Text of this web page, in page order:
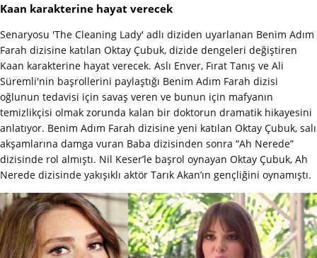
Kaan karakterine hayat verecek
Senaryosu 'The Cleaning Lady' adlı diziden uyarlanan Benim Adım
Farah dizisine katılan Oktay Çubuk, dizide dengeleri değiştiren
Kaan karakterine hayat verecek. Aslı Enver, Fırat Tanış ve Ali
Süremli'nin başrollerini paylaştığı Benim Adım Farah dizisi
oğlunun tedavisi için savaş veren ve bunun için mafyanın
temizlikçisi olmak zorunda kalan bir doktorun dramatik hikayesini
anlatıyor. Benim Adım Farah dizisine yeni katılan Oktay Çubuk, salı
akşamlarına damga vuran Baba dizisinden sonra “Ah Nerede”
dizisinde rol almıştı. Nil Keser’le başrol oynayan Oktay Çubuk, Ah
Nerede dizisinde yakışıklı aktör Tarık Akan’ın gençliğini oynamıştı.